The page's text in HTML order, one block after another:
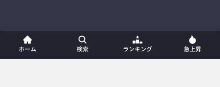
ホーム 検索 ランキング 急上昇